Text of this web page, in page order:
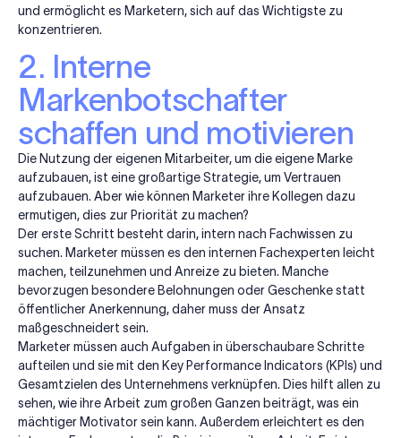
und ermöglicht es Marketern, sich auf das Wichtigste zu
konzentrieren.
2. Interne
Markenbotschafter
schaffen und motivieren
Die Nutzung der eigenen Mitarbeiter, um die eigene Marke
aufzubauen, ist eine großartige Strategie, um Vertrauen
aufzubauen. Aber wie können Marketer ihre Kollegen dazu
ermutigen, dies zur Priorität zu machen?
Der erste Schritt besteht darin, intern nach Fachwissen zu
suchen. Marketer müssen es den internen Fachexperten leicht
machen, teilzunehmen und Anreize zu bieten. Manche
bevorzugen besondere Belohnungen oder Geschenke statt
öffentlicher Anerkennung, daher muss der Ansatz
maßgeschneidert sein.
Marketer müssen auch Aufgaben in überschaubare Schritte
aufteilen und sie mit den Key Performance Indicators (KPIs) und
Gesamtzielen des Unternehmens verknüpfen. Dies hilft allen zu
sehen, wie ihre Arbeit zum großen Ganzen beiträgt, was ein
mächtiger Motivator sein kann. Außerdem erleichtert es den